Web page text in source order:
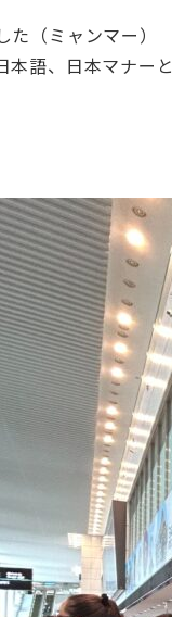
（ミャンマー）
本語、日本マナー